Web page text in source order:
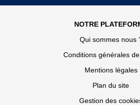
NOTRE
Qui sommes nous
Conditions générales
Mentions légales
Plan du site
Gestion des